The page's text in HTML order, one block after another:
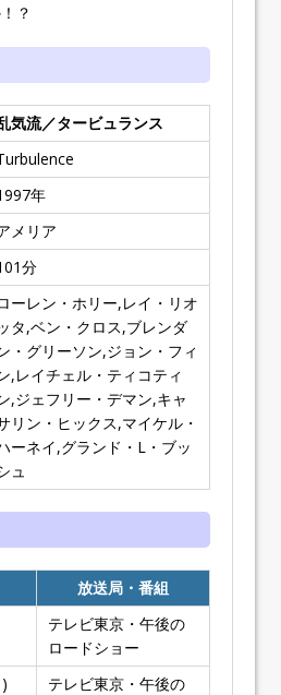
？
気流／タービュランス
年
メリア
分
ーレン・ホリー,レイ・リオ
タ,ベン・クロス,ブレンダ
・グリーソン,ジョン・フィ
,レイチェル・ティコティ
,ジェフリー・デマン,キャ
リン・ヒックス,マイケル・
ーネイ,グランド・L・ブッ
ュ
放送局・番組
テレビ東京・午後の
ロードショー
テレビ東京・午後の